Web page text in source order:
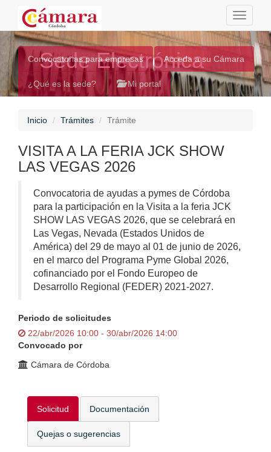
Toggle
Sede Electrónica
Convocatorias para empresas Acceda a su Cámara
¿Qué es la sede? Mi portal
Inicio Trámites Trámite
VISITA A LA FERIA JCK SHOW
LAS VEGAS 2026
Convocatoria de ayudas a pymes de Córdoba
para la participación en la Visita a la feria JCK
SHOW LAS VEGAS 2026, que se celebrará en
Las Vegas, Nevada (Estados Unidos de
América) del 29 de mayo al 01 de junio de 2026,
en el marco del Programa Pyme Global 2026,
cofinanciado por el Fondo Europeo de
Desarrollo Regional (FEDER) 2021-2027.
Periodo de solicitudes
22/abr/2026 10:00 - 30/abr/2026 14:00
Convocado por
Cámara de Córdoba
Solicitud Documentación
Quejas o sugerencias